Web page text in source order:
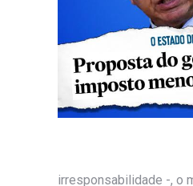
irresponsabilidade -, o